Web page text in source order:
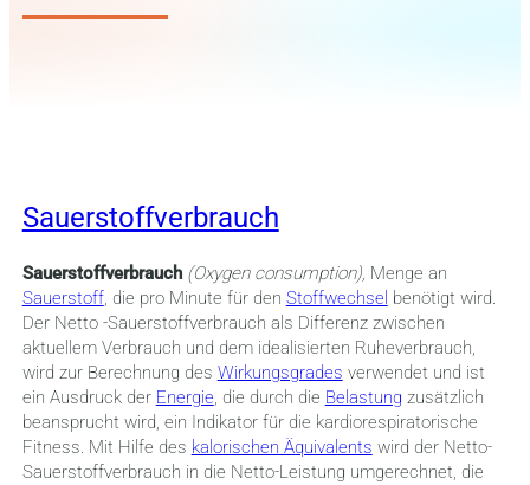
Sauerstoffverbrauch
Sauerstoffverbrauch (Oxygen consumption), Menge an
Sauerstoff, die pro Minute für den Stoffwechsel benötigt wird.
Der Netto -Sauerstoffverbrauch als Differenz zwischen
aktuellem Verbrauch und dem idealisierten Ruheverbrauch,
wird zur Berechnung des Wirkungsgrades verwendet und ist
ein Ausdruck der Energie, die durch die Belastung zusätzlich
beansprucht wird, ein Indikator für die kardiorespiratorische
Fitness. Mit Hilfe des kalorischen Äquivalents wird der Netto-
Sauerstoffverbrauch in die Netto-Leistung umgerechnet, die